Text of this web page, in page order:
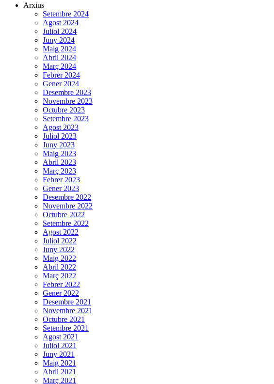
Arxius
Setembre 2024
Agost 2024
Juliol 2024
Juny 2024
Maig 2024
Abril 2024
Març 2024
Febrer 2024
Gener 2024
Desembre 2023
Novembre 2023
Octubre 2023
Setembre 2023
Agost 2023
Juliol 2023
Juny 2023
Maig 2023
Abril 2023
Març 2023
Febrer 2023
Gener 2023
Desembre 2022
Novembre 2022
Octubre 2022
Setembre 2022
Agost 2022
Juliol 2022
Juny 2022
Maig 2022
Abril 2022
Març 2022
Febrer 2022
Gener 2022
Desembre 2021
Novembre 2021
Octubre 2021
Setembre 2021
Agost 2021
Juliol 2021
Juny 2021
Maig 2021
Abril 2021
Març 2021